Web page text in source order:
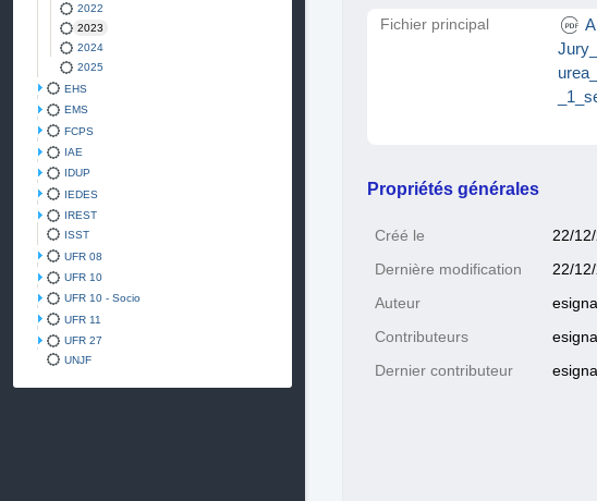
2022
2023
2024
2025
EHS
EMS
FCPS
IAE
IDUP
IEDES
IREST
ISST
UFR 08
UFR 10
UFR 10 - Socio
UFR 11
UFR 27
UNJF
Fichier principal
Propriétés générales
Créé le 22/
Dernière modification 22/
Auteur
Contributeurs
Dernier contributeur